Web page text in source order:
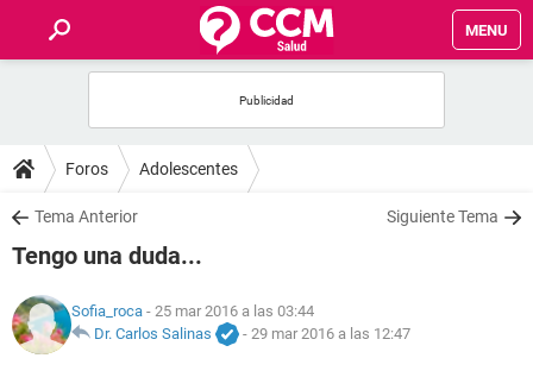
MENU
FOROS
SALUD
FAMILIA
NUTRICIÓN
Foros Adolescentes
Tema Anterior Siguiente Tema
Tengo una duda...
Sofia_roca - 25 mar 2016 a las 03:44
Dr. Carlos Salinas
- 29 mar 2016 a las 12:47